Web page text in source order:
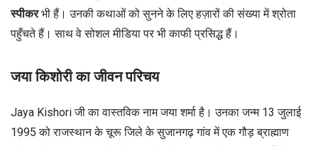
स्पीकरभी हैं। उनकी कथाओं को सुनने के लिए हज़ारों की संख्या में श्रोता
पहुँचते हैं। साथ वे सोशल मीडिया पर भी काफी प्रसिद्ध हैं।
जया किशोरी का जीवन परिचय
Jaya Kishori जी का वास्तविक नाम जया शर्मा है। उनका जन्म 13 जुलाई
1995 को राजस्थान के चूरू जिले के सुजानगढ़ गांव में एक गौड़ ब्राह्माण